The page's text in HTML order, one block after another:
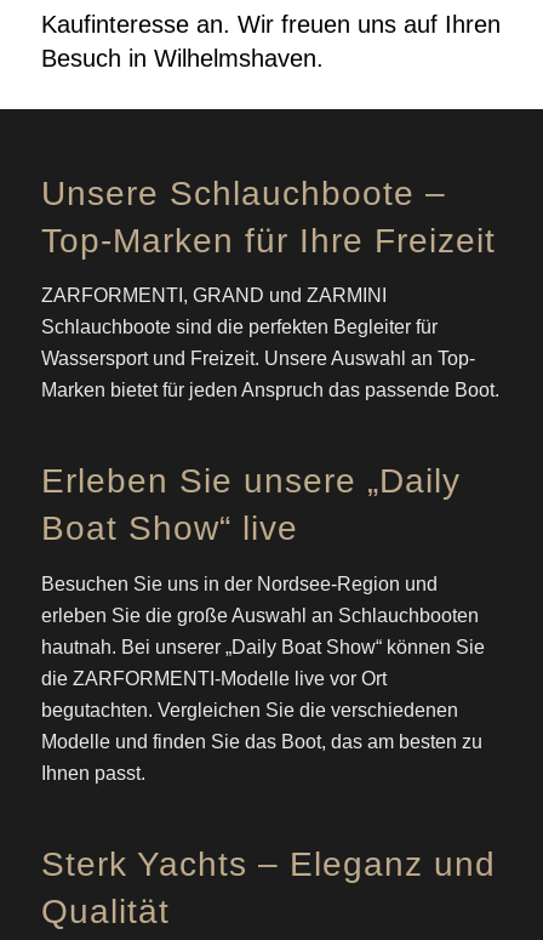
Kaufinteresse an. Wir freuen uns auf Ihren
Besuch in Wilhelmshaven.
Unsere Schlauchboote –
Top-Marken für Ihre Freizeit
ZARFORMENTI, GRAND und ZARMINI
Schlauchboote sind die perfekten Begleiter für
Wassersport und Freizeit. Unsere Auswahl an Top-
Marken bietet für jeden Anspruch das passende Boot.
Erleben Sie unsere „Daily
Boat Show“ live
Besuchen Sie uns in der Nordsee-Region und
erleben Sie die große Auswahl an Schlauchbooten
hautnah. Bei unserer „Daily Boat Show“ können Sie
die ZARFORMENTI-Modelle live vor Ort
begutachten. Vergleichen Sie die verschiedenen
Modelle und finden Sie das Boot, das am besten zu
Ihnen passt.
Sterk Yachts – Eleganz und
Qualität